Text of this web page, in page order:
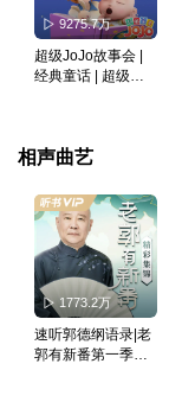
9275.7万
超级JoJo故事会 |
经典童话 | 超级宝
相声曲艺
1773.2万
速听郭德纲语录|老
郭有新番第一季精